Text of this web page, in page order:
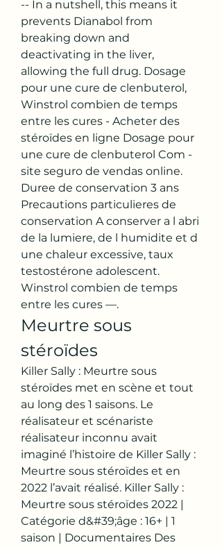
-- In a nutshell, this means it
prevents Dianabol from
breaking down and
deactivating in the liver,
allowing the full drug. Dosage
pour une cure de clenbuterol,
Winstrol combien de temps
entre les cures - Acheter des
stéroïdes en ligne Dosage pour
une cure de clenbuterol Com -
site seguro de vendas online.
Duree de conservation 3 ans
Precautions particulieres de
conservation A conserver a l abri
de la lumiere, de l humidite et d
une chaleur excessive, taux
testostérone adolescent.
Winstrol combien de temps
entre les cures —.
Meurtre sous
stéroïdes
Killer Sally : Meurtre sous
stéroïdes met en scène et tout
au long des 1 saisons. Le
réalisateur et scénariste
réalisateur inconnu avait
imaginé l’histoire de Killer Sally :
Meurtre sous stéroïdes et en
2022 l’avait réalisé. Killer Sally :
Meurtre sous stéroïdes 2022 |
Catégorie d&#39;âge : 16+ | 1
saison | Documentaires Des